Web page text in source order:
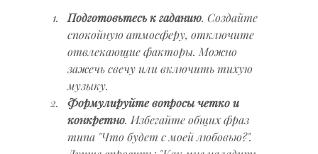
Подготовьтесь к гаданию. Создайте
спокойную атмосферу, отключите
отвлекающие факторы. Можно
зажечь свечу или включить тихую
музыку.
Формулируйте вопросы четко и
конкретно. Избегайте общих фраз
типа "Что будет с моей любовью?".